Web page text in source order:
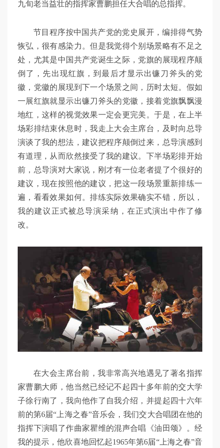
九旬老当益壮的指挥家曹鹏担任大合唱的总指挥。
节目程序按中国共产党的党史展开，编排得气势
恢弘，很有感染力。但是我觉得个别场景略有不足之
处，尤其是中国共产党诞生之际，党旗的展现程序颠
倒了，先出现红旗，到最后才显示出镰刀斧头的党
徽，党徽的展现到下一个场景之间，历时太短。假如
一展红旗就显示出镰刀斧头的党徽，接着党旗飘飘漫
地红，这样的视觉效果一定会更完美。于是，在上半
场彩排结束休息时，我走上大会主席台，及时向总导
演谈了我的想法，建议把程序颠倒过来，总导演感到
有道理，从而欣然接受了我的建议。下半场彩排开始
前，总导演对大家说，刚才有一位老者提了个很好的
建议，现在按照他的建议，把这一段场景重新排练一
遍，看看效果如何。排练实际效果确实不错，所以，
我的建议正式被总导演采纳，在正式演出中作了修
改。
在大会主席台前，我非常高兴地遇见了著名指挥
家曹鹏大师，他当然已经记不起四十多年前的交大学
子徐行南了，我向他作了自我介绍，并提起四十六年
前的第6届“上海之春”音乐会，我们交大合唱团在他的
指挥下演唱了作曲家瞿维的混声合唱《油田颂》。经
我的提示，他欣喜地回忆起1965年第6届“上海之春”音